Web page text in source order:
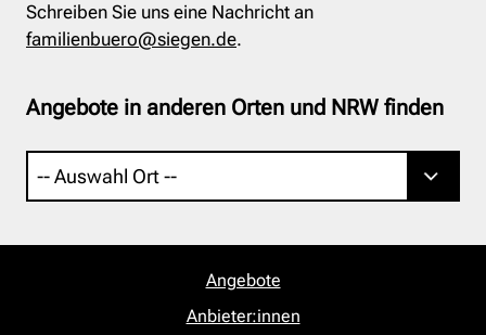
Schreiben Sie uns eine Nachricht an
familienbuero@siegen.de.
Angebote in anderen Orten und NRW finden
Angebote
Anbieter:innen